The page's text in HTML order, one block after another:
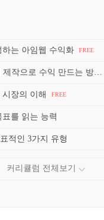
는 아임웹 수익화 FREE
장의 이해 FREE
를 읽는 능력
적인 3가지 유형